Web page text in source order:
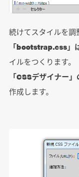
続けてスタイルを調
「bootstrap.css」
イルをつくります。
「CSSデザイナー
作成します。